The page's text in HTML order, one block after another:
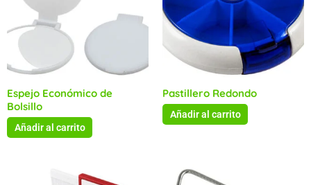
Espejo Económico de
Bolsillo
Añadir al carrito
Pastillero Redondo
Añadir al carrito